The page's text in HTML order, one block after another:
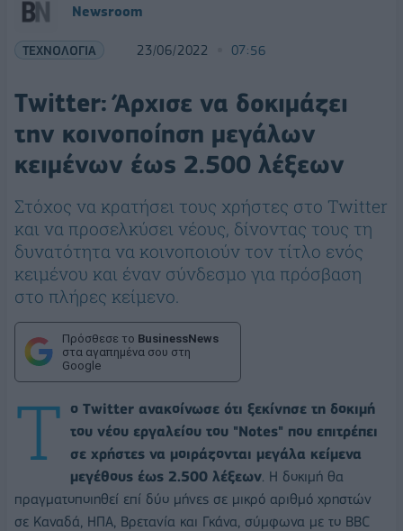
Newsroom
ΤΕΧΝΟΛΟΓΙΑ 23/06/2022 07:56
Twitter: Άρχισε να δοκιμάζει
την κοινοποίηση μεγάλων
κειμένων έως 2.500 λέξεων
Στόχος να κρατήσει τους χρήστες στο Twitter
και να προσελκύσει νέους, δίνοντας τους τη
δυνατότητα να κοινοποιούν τον τίτλο ενός
κειμένου και έναν σύνδεσμο για πρόσβαση
στο πλήρες κείμενο.
Πρόσθεσε το BusinessNews
στα αγαπημένα σου στη
Google
Τ
ο Twitter ανακοίνωσε ότι ξεκίνησε τη δοκιμή
του νέου εργαλείου του "Notes" που επιτρέπει
σε χρήστες να μοιράζονται μεγάλα κείμενα
μεγέθους έως 2.500 λέξεων. Η δοκιμή θα
πραγματοποιηθεί επί δύο μήνες σε μικρό αριθμό χρηστών
σε Καναδά, ΗΠΑ, Βρετανία και Γκάνα, σύμφωνα με το BBC